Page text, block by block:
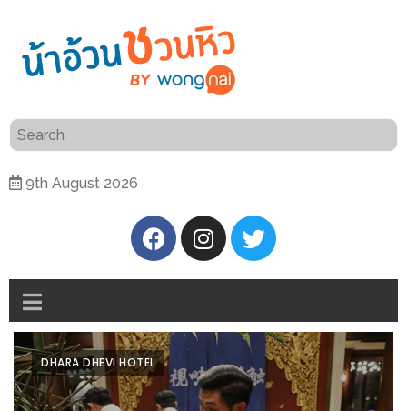
9th August 2026
แนะนำ
ติดต่อ
น้า
อ้วน
ศิริ
ปัน
นาฯ
เชียงใหม่
DHARA DHEVI HOTEL